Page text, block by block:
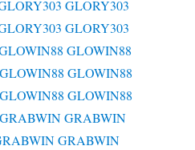
GLORY303
GLORY303
GLOWIN88
GLOWIN88 GLOWIN88
GLOWIN88 GLOWIN88
GRABWIN GRABWIN
GRABWIN